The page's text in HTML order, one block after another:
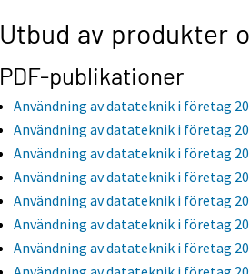
Utbud av produkter
PDF-publikationer
Användning av datateknik i företag
Användning av datateknik i företag
Användning av datateknik i företag
Användning av datateknik i företag
Användning av datateknik i företag
Användning av datateknik i företag
Användning av datateknik i företag